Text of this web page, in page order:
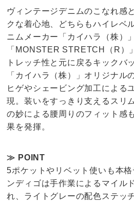
ヴィンテージデニムのこなれ感
クな着心地、どちらもハイレベ
ニムメーカー「カイハラ（株）
「MONSTER STRETCH（R）
トレッチ性と元に戻るキックバ
「カイハラ（株）」オリジナル
ヒゲやシェービング加工による
現。装いをすっきり支えるスリ
の妙による腰周りのフィット感
果を発揮。
≫ POINT
5ポケットやリベット使いも本
ンディゴは手作業によるマイル
れ、ライトグレーの配色ステッ